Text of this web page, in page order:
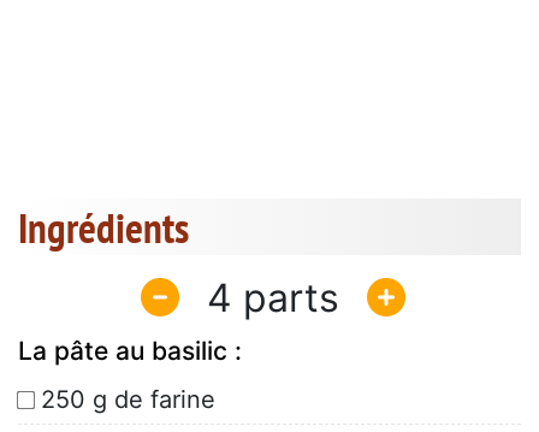
Ingrédients
4
La pâte au basilic :
250 g de farine